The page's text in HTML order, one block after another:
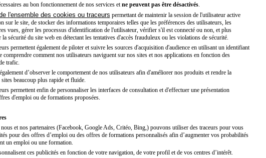
au bon fonctionnement de nos services et ne peuvent pas être désactivés.
l'ensemble des cookies ou traceurs permettant de maintenir la session de l'utilisateur active
sur le site, de stocker des informations temporaires telles que les préférences des utilisateurs, les
vues, gérer les processus d'identification de l'utilisateur, vérifier s'il est connecté ou non, et plus
sécurité du site web en détectant les tentatives d'accès frauduleux ou les violations de sécurité.
permettent également de piloter et suivre les sources d'acquisition d'audience en utilisant un identifiant
comprendre comment nos utilisateurs naviguent sur nos sites et nos applications en fonction des
trafic.
d’observer le comportement de nos utilisateurs afin d'améliorer nos produits et rendre la
beaucoup plus rapide et fluide.
permettent enfin de personnaliser les interfaces de consultation et d'effectuer une présentation
d'emploi ou de formations proposées.
, nous et nos partenaires (Facebook, Google Ads, Critéo, Bing,) pouvons utiliser des traceurs pour vous
pour des offres d’emploi ou des offres de formations personnalisés afin d’augmenter vos probabilités
un emploi ou une formation.
ces publicités en fonction de votre navigation, de votre profil et de vos centres d’intérêt.